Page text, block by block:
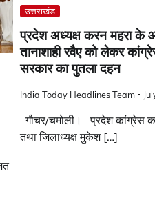
उत्तराखंड
प्रदेश अध्यक्ष करन महरा के
तानाशाही रवैए को लेकर
सरकार का पुतला दहन
India Today Headlines Team
गौचर/चमोली। प्रदेश कांग्रेस
तथा जिलाध्यक्ष मुकेश […]